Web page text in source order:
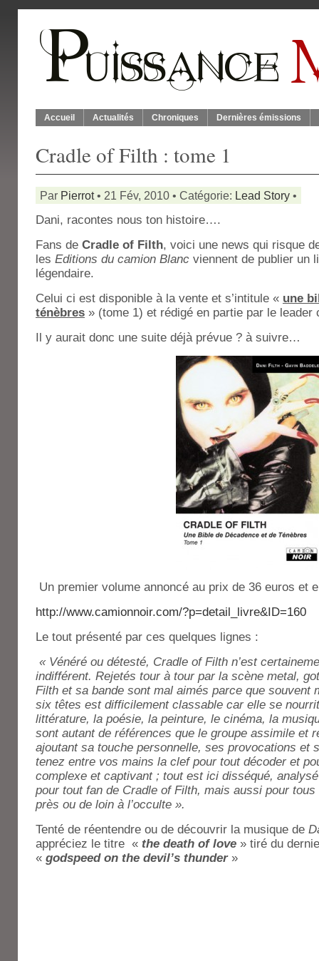
Accueil Actualités Chroniques Dernières émissions
Cradle of Filth : tome 1
Par Pierrot• 21 Fév, 2010 • Catégorie: Lead Story •
Dani, racontes nous ton histoire….
Fans de Cradle of Filth, voici une news qui risque
les Editions du camion Blanc viennent de publier un
légendaire.
Celui ci est disponible à la vente et s’intitule « une
ténèbres » (tome 1) et rédigé en partie par le leader
Il y aurait donc une suite déjà prévue ? à suivre…
Un premier volume annoncé au prix de 36 euros et
http://www.camionnoir.com/?p=detail_livre&ID=160
Le tout présenté par ces quelques lignes :
« Vénéré ou détesté, Cradle of Filth n’est
indifférent. Rejetés tour à tour par la scène metal,
Filth et sa bande sont mal aimés parce que souvent
six têtes est difficilement classable car elle se
littérature, la poésie, la peinture, le cinéma, la
sont autant de références que le groupe assimile et
ajoutant sa touche personnelle, ses provocations et
tenez entre vos mains la clef pour tout décoder et
complexe et captivant ; tout est ici disséqué,
pour tout fan de Cradle of Filth, mais aussi pour tous
près ou de loin à l’occulte ».
Tenté de réentendre ou de découvrir la musique de
appréciez le titre « the death of love » tiré du
« godspeed on the devil’s thunder»